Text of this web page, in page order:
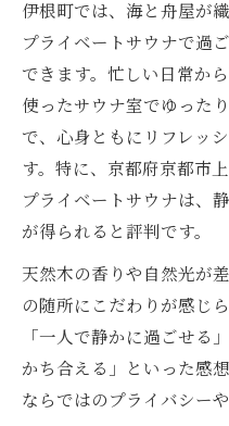
伊根町では、海と舟屋が
プライベートサウナで過
できます。忙しい日常か
使ったサウナ室でゆった
で、心身ともにリフレッ
す。特に、京都府京都市
プライベートサウナは、
が得られると評判です。
天然木の香りや自然光が
の随所にこだわりが感じ
「一人で静かに過ごせる
かち合える」といった感
ならではのプライバシー